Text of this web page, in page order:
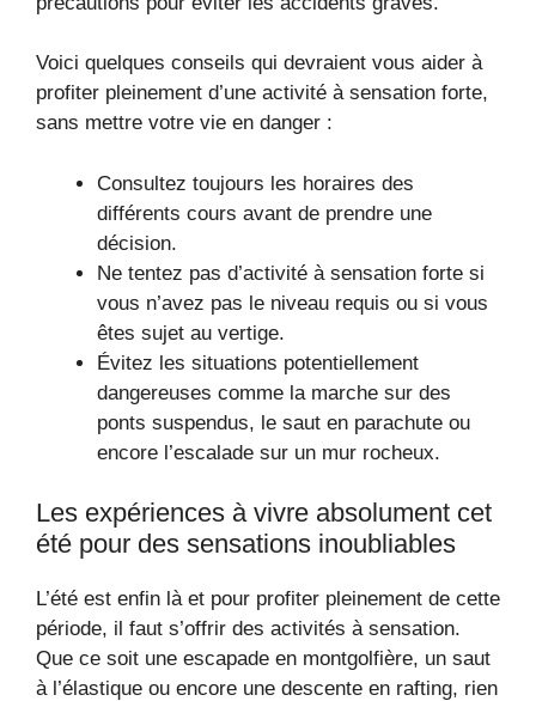
Voici quelques conseils qui devraient vous aider à
profiter pleinement d’une activité à sensation forte,
sans mettre votre vie en danger :
Consultez toujours les horaires des
différents cours avant de prendre une
décision.
Ne tentez pas d’activité à sensation forte si
vous n’avez pas le niveau requis ou si vous
êtes sujet au vertige.
Évitez les situations potentiellement
dangereuses comme la marche sur des
ponts suspendus, le saut en parachute ou
encore l’escalade sur un mur rocheux.
Les expériences à vivre absolument cet
été pour des sensations inoubliables
L’été est enfin là et pour profiter pleinement de cette
période, il faut s’offrir des activités à sensation.
Que ce soit une escapade en montgolfière, un saut
à l’élastique ou encore une descente en rafting, rien